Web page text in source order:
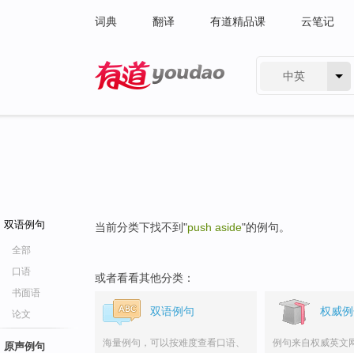
词典 翻译 有道精品课 云笔记
中英
双语例句
全部
口语
书面语
论文
原声例句
当前分类下找不到"push aside"的例句。
或者看看其他分类：
双语例句
海量例句，可以按难度查看口语、
权威
例句来自权威英文